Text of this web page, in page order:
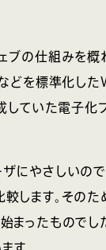
ブの仕組みを概
どを標準化し
ていた電子化フ
ザにやさしいの
します。その
まったものでし